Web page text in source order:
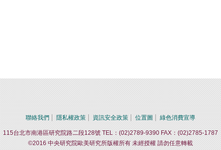
聯絡我們 隱私權政策 資訊安全政策 位置圖 綠色消費宣導
115台北市南港區研究院路二段128號 TEL：(02)2789-9390 FAX：(02)2785-1787
©2016 中央研究院歐美研究所版權所有 未經授權 請勿任意轉載